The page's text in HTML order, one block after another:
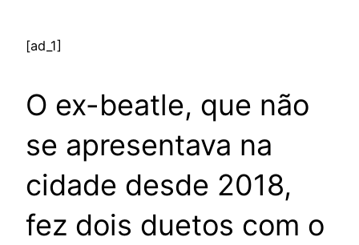
[ad_1]
O ex-beatle, que não
se apresentava na
cidade desde 2018,
fez dois duetos com o